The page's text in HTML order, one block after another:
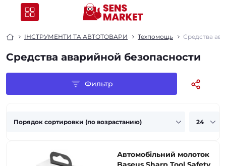
ІНСТРУМЕНТИ ТА АВТОТОВАРИ Техпомощь Средства
Средства аварийной безопасности
Фильтр
Автомобільний молоток